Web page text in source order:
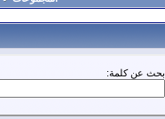
بحث عن كلمة: